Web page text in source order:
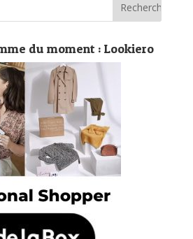
du moment : Lookiero